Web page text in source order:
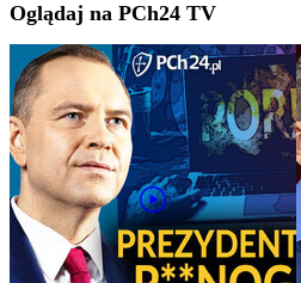
Oglądaj na PCh24 TV